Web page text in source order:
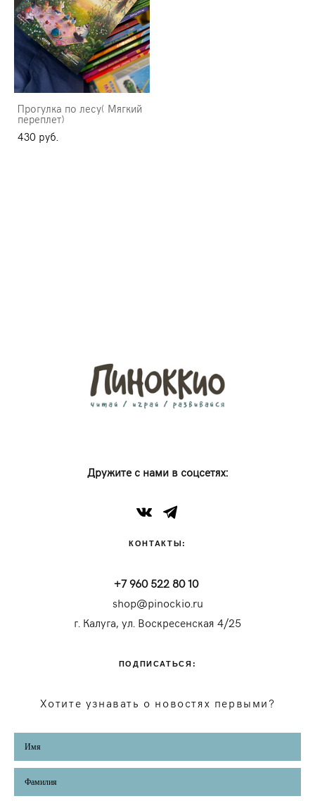
Прогулка по лесу( Мягкий
переплет)
430 pуб.
Дружите с нами в соцсетях:
КОНТАКТЫ:
+7 960 522 80 10
shop@pinockio.ru
г. Калуга, ул. Воскресенская 4/25
ПОДПИСАТЬСЯ:
Хотите узнавать о новостях первыми?